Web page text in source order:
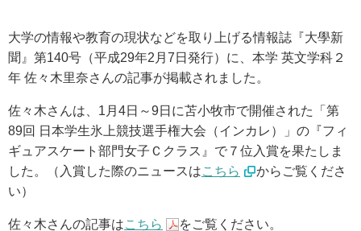
アクセス
サイトマップ
大学の情報や教育の現状などを取り上げる情報誌『大學新
聞』第140号（平成29年2月7日発行）に、本学 英文学科２
年 佐々木里奈さんの記事が掲載されました。
佐々木さんは、1月4日～9日に苫小牧市で開催された「第
89回 日本学生氷上競技選手権大会（インカレ）」の『フィ
ギュアスケート部門女子Ｃクラス』で７位入賞を果たしま
した。（入賞した際のニュースはこちら
からご覧くださ
い）
佐々木さんの記事はこちら をご覧ください。